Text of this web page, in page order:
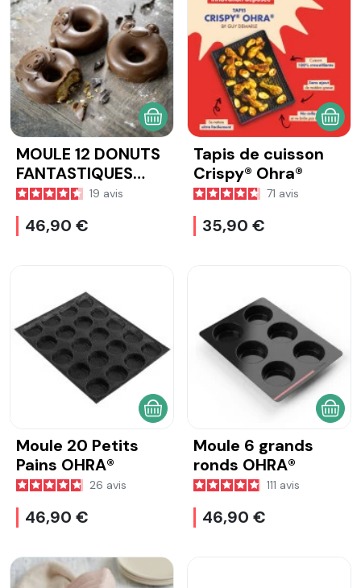
MOULE 12 DONUTS
FANTASTIQUES
OHRA®
19 avis
46,90 €
AJOUTER AU PANIER
Tapis de cuisson
Crispy® Ohra®
71 avis
35,90 €
Moule 20 Petits
Pains OHRA®
26 avis
46,90 €
AJOUTER AU PANIER
Moule 6 grands
ronds OHRA®
111 avis
46,90 €